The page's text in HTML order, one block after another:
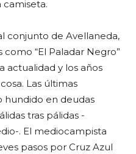
camiseta.
conjunto de Avellaneda,
“El Paladar Negro”
actualidad y los años
Las últimas
hundido en deudas
tras pálidas -
. El mediocampista
pasos por Cruz Azul